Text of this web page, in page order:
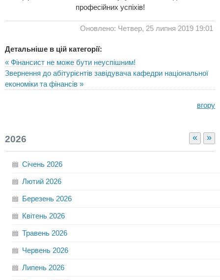
професійних успіхів!
Оновлено: Четвер, 25 липня 2019 19:01
Детальніше в цій категорії:
« Фінансист не може бути неуспішним!
Звернення до абітурієнтів завідувача кафедри національної
економіки та фінансів »
вгору
« »
2026
Січень 2026
Лютий 2026
Березень 2026
Квітень 2026
Травень 2026
Червень 2026
Липень 2026